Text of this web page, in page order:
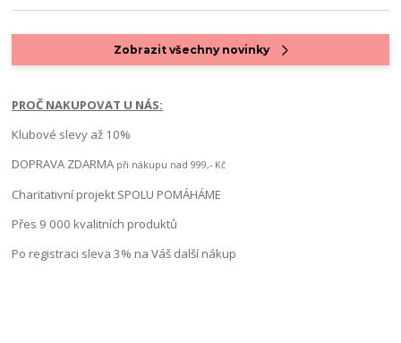
Zobrazit všechny novinky
PROČ NAKUPOVAT U NÁS:
Klubové slevy až 10%
DOPRAVA ZDARMA při nákupu nad 999,- Kč
Charitativní projekt SPOLU POMÁHÁME
Přes 9 000 kvalitních produktů
Po registraci sleva 3% na Váš další nákup